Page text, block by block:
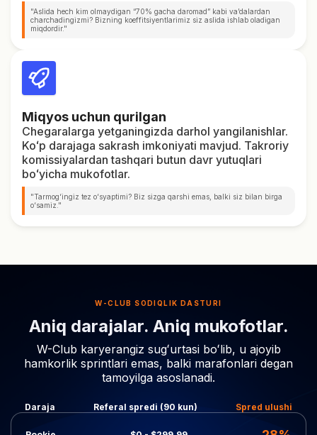
"Aslida hech kim olmaydigan “70% gacha daromad” kabi vaʼdalardan
charchadingizmi? Bizning koeffitsiyentlarimiz siz aslida ishlab oladigan
miqdordir."
Miqyos uchun qurilgan
Chegaralarga yetganingizda darhol yangilanishlar.
Koʻp darajaga sakrash imkoniyati mavjud. Takroriy
komissiyalardan tashqari butun davr yutuqlari
boʻyicha mukofotlar.
"Tarmogʻingiz tez oʻsyaptimi? Biz sizga qarshi emas, balki siz bilan birga
oʻsamiz."
W-CLUB SODIQLIK DASTURI
Aniq darajalar. Aniq mukofotlar.
W-Club karyerangiz sugʻurtasi boʻlib, u ajoyib
hamkorlik sprintlari emas, balki marafonlari degan
tamoyilga asoslanadi.
Daraja Referal spredi (90 kun) Spred ulushi